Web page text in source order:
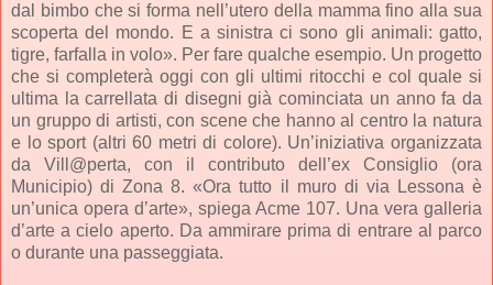
dal bimbo che si forma nell’utero della mamma fino alla sua
scoperta del mondo. E a sinistra ci sono gli animali: gatto,
tigre, farfalla in volo». Per fare qualche esempio. Un progetto
che si completerà oggi con gli ultimi ritocchi e col quale si
ultima la carrellata di disegni già cominciata un anno fa da
un gruppo di artisti, con scene che hanno al centro la natura
e lo sport (altri 60 metri di colore). Un’iniziativa organizzata
da Vill@perta, con il contributo dell’ex Consiglio (ora
Municipio) di Zona 8. «Ora tutto il muro di via Lessona è
un’unica opera d’arte», spiega Acme 107. Una vera galleria
d’arte a cielo aperto. Da ammirare prima di entrare al parco
o durante una passeggiata.